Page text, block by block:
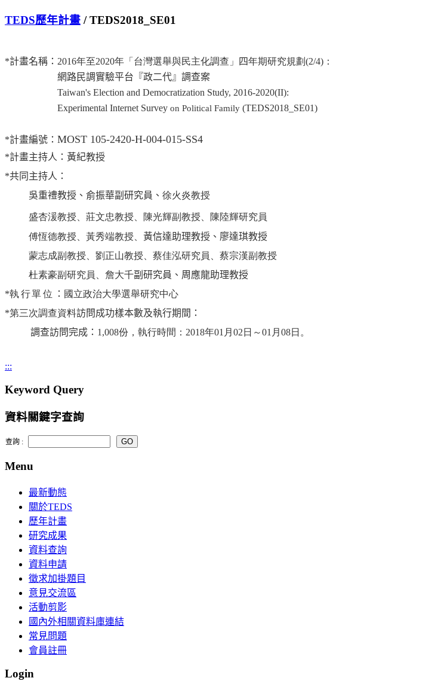
TEDS歷年計畫 / TEDS2018_SE01
*計畫名稱： 2016年至2020年「台灣選舉與民主化調查」 四年期研究規劃 (2/4) ：
網路民調實驗平台『政二代』調查案
Taiwan's Election and Democratization Study, 2016-2020(II):
Experimental Internet Survey on Political Family (TEDS2018_SE01)
*計畫編號： MOST 105-2420-H-004-015-SS4
*計畫主持人：黃紀教授
*共同主持人：
吳重禮教授、俞振華副研究員 、 徐火炎教授
盛杏湲教授、莊文忠教授、陳光輝副教授、陳陸輝研究員
傅恆德教授、 黃秀端教授、 黃信達助理教授、 廖達琪教授
蒙志成副教授 、劉正山教授、 蔡佳泓研究員、 蔡宗漢副教授
杜素豪副研究員、詹大千副研究員、周應龍助理教授
*執行單位 ： 國立政治大學選舉研究中心
*第三次調查資料訪問成功樣本數及執行期間：
調查訪問完成： 1,008份，執行時間： 2018年01月02日～01月08日 。
:::
Keyword Query
資料關鍵字查詢
查詢 :
Menu
最新動態
關於TEDS
歷年計畫
研究成果
資料查詢
資料申請
徵求加掛題目
意見交流區
活動剪影
國內外相關資料庫連結
常見問題
會員註冊
Login